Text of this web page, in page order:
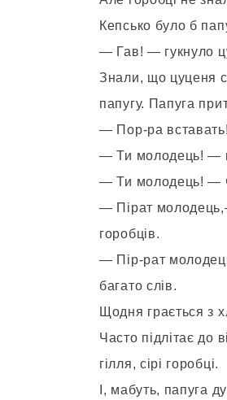
Кепсько було б
— Гав! — гукнуло
Знали, що цуценя
папугу. Папуга
— Пор-ра
— Ти молодець! —
— Ти молодець! —
— Пірат
горобців.
— Пір-рат
багато слів.
Щодня грається з
Часто підлітає до
гілля, сірі горобці.
І, мабуть, папуга